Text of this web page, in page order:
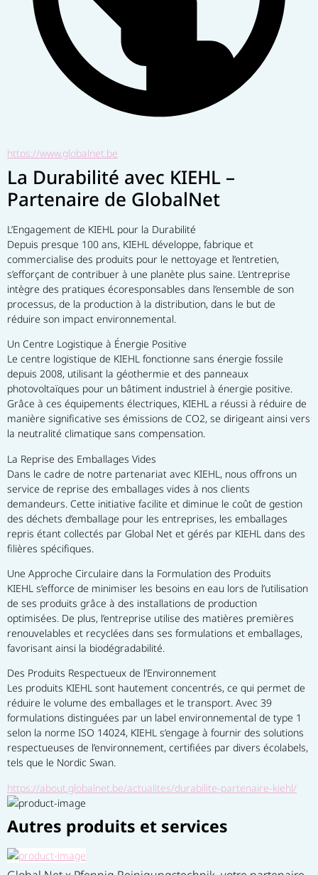
https://www.globalnet.be
La Durabilité avec KIEHL –
Partenaire de GlobalNet
L’Engagement de KIEHL pour la Durabilité
Depuis presque 100 ans, KIEHL développe, fabrique et
commercialise des produits pour le nettoyage et l’entretien,
s’efforçant de contribuer à une planète plus saine. L’entreprise
intègre des pratiques écoresponsables dans l’ensemble de son
processus, de la production à la distribution, dans le but de
réduire son impact environnemental.
Un Centre Logistique à Énergie Positive
Le centre logistique de KIEHL fonctionne sans énergie fossile
depuis 2008, utilisant la géothermie et des panneaux
photovoltaïques pour un bâtiment industriel à énergie positive.
Grâce à ces équipements électriques, KIEHL a réussi à réduire de
manière significative ses émissions de CO2, se dirigeant ainsi vers
la neutralité climatique sans compensation.
La Reprise des Emballages Vides
Dans le cadre de notre partenariat avec KIEHL, nous offrons un
service de reprise des emballages vides à nos clients
demandeurs. Cette initiative facilite et diminue le coût de gestion
des déchets d’emballage pour les entreprises, les emballages
repris étant collectés par Global Net et gérés par KIEHL dans des
filières spécifiques.
Une Approche Circulaire dans la Formulation des Produits
KIEHL s’efforce de minimiser les besoins en eau lors de l’utilisation
de ses produits grâce à des installations de production
optimisées. De plus, l’entreprise utilise des matières premières
renouvelables et recyclées dans ses formulations et emballages,
favorisant ainsi la biodégradabilité.
Des Produits Respectueux de l’Environnement
Les produits KIEHL sont hautement concentrés, ce qui permet de
réduire le volume des emballages et le transport. Avec 39
formulations distinguées par un label environnemental de type 1
selon la norme ISO 14024, KIEHL s’engage à fournir des solutions
respectueuses de l’environnement, certifiées par divers écolabels,
tels que le Nordic Swan.
https://about.globalnet.be/actualites/durabilite-partenaire-kiehl/
Autres produits et services